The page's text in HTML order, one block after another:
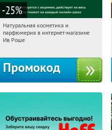
-25%
15:08:06 Получили:
Россия
Натуральная косметика и
парфюмерия в интернет-магазине
Ив Роше
Промокод